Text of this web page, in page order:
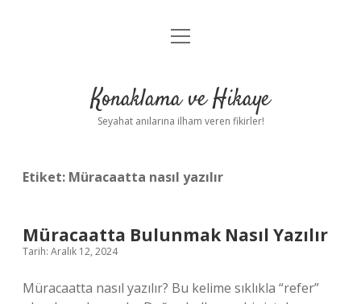
Anasayfa
Yasal Uyarı
menüyü
Konaklama ve Hikaye
Seyahat anılarına ilham veren fikirler!
Etiket: Müracaatta nasıl yazılır
Müracaatta Bulunmak Nasıl Yazılır
Tarih: Aralık 12, 2024
Müracaatta nasıl yazılır? Bu kelime sıklıkla “refer”